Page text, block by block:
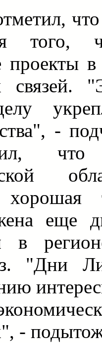
что
того,
проекты
связей.
-
что
хорошая
еще
в
"Дни
-